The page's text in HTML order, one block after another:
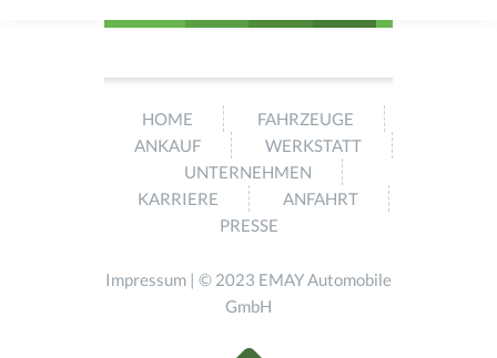
HOME
FAHRZEUGE
ANKAUF
WERKSTATT
UNTERNEHMEN
KARRIERE
ANFAHRT
PRESSE
Impressum | © 2023 EMAY Automobile
GmbH